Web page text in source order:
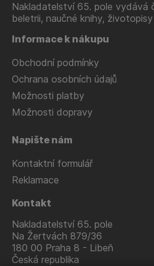
Nakladatelství 65. pole vydává
beletrii, naučné knihy,
Informace k nákupu
Obchodní podmínky
Ochrana osobních údajů
Možnosti platby
Možnosti dopravy
Napište nám
Kontaktní formulář
Reklamace
Kontakt
Nakladatelství 65. pole
Na Žertvách 879/36
180 00 Praha 8 - Libeň
Česká republika